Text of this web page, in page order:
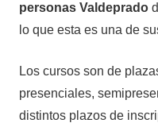
personas Valdeprado
lo que esta es una de
Los cursos son de
presenciales,
distintos plazos de